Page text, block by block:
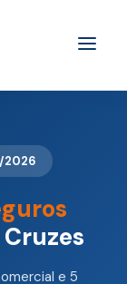
2026
e 5